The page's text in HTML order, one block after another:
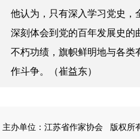
他认为，只有深入学习党史，
深刻体会到党的百年发展史的
不朽功绩，旗帜鲜明地与各类
作斗争。（崔益东）
主办单位：江苏省作家协会 版权所